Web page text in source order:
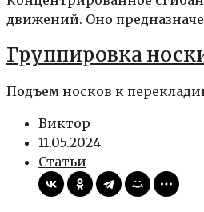
движений. Оно
Группировка
Подъем носков к
Виктор
11.05.2024
Статьи